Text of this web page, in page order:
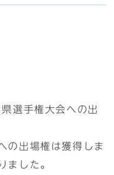
選手権大会への出
の出場権は獲得しま
ました。